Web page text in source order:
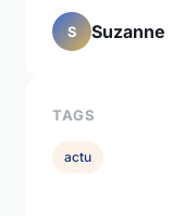
S Suzanne
TAGS
actu